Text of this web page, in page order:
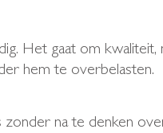
Het gaat om kwaliteit,
hem te overbelasten.
zonder na te denken